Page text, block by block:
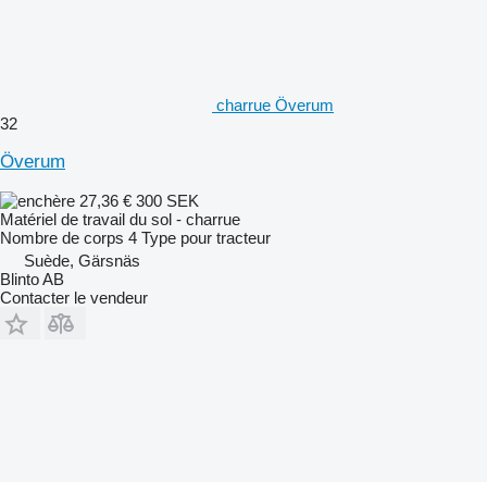
charrue Överum
32
Överum
27,36 € 300 SEK
Matériel de travail du sol - charrue
Nombre de corps 4 Type pour tracteur
Suède, Gärsnäs
Blinto AB
Contacter le vendeur